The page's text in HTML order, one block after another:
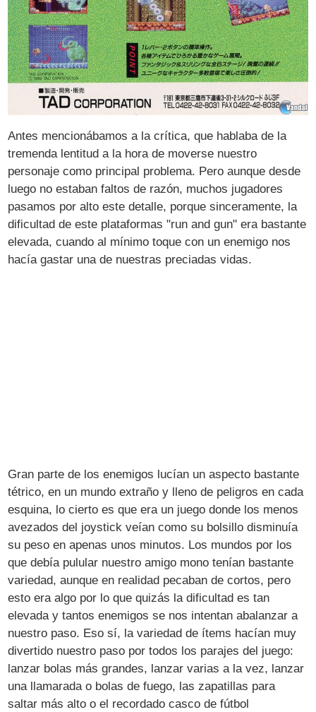
Antes mencionábamos a la crítica, que hablaba de la
tremenda lentitud a la hora de moverse nuestro
personaje como principal problema. Pero aunque desde
luego no estaban faltos de razón, muchos jugadores
pasamos por alto este detalle, porque sinceramente, la
dificultad de este plataformas "run and gun" era bastante
elevada, cuando al mínimo toque con un enemigo nos
hacía gastar una de nuestras preciadas vidas.
Gran parte de los enemigos lucían un aspecto bastante
tétrico, en un mundo extraño y lleno de peligros en cada
esquina, lo cierto es que era un juego donde los menos
avezados del joystick veían como su bolsillo disminuía
su peso en apenas unos minutos. Los mundos por los
que debía pulular nuestro amigo mono tenían bastante
variedad, aunque en realidad pecaban de cortos, pero
esto era algo por lo que quizás la dificultad es tan
elevada y tantos enemigos se nos intentan abalanzar a
nuestro paso. Eso sí, la variedad de ítems hacían muy
divertido nuestro paso por todos los parajes del juego:
lanzar bolas más grandes, lanzar varias a la vez, lanzar
una llamarada o bolas de fuego, las zapatillas para
saltar más alto o el recordado casco de fútbol